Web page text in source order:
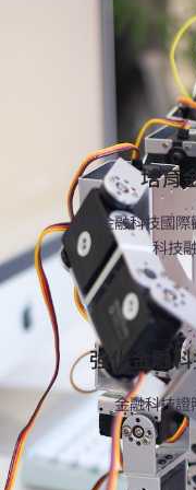
培育
具備金融科技國
科技
強化金融
金融科技證